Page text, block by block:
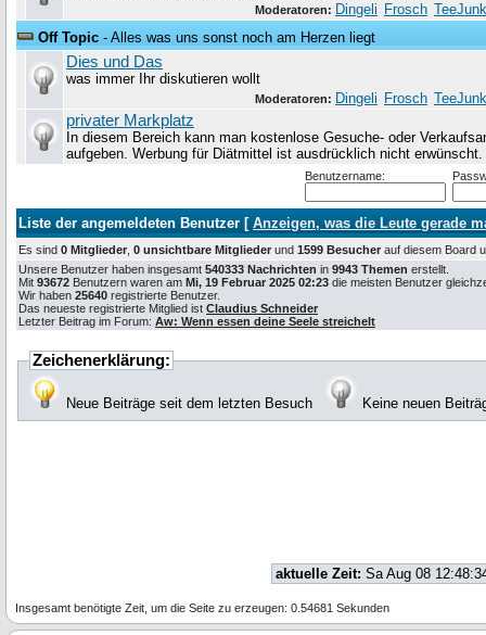
Moderatoren: Dingeli Frosch
Off Topic - Alles was uns sonst noch am Herzen liegt
Dies und Das
was immer Ihr diskutieren wollt
Moderatoren: Dingeli Frosch
privater Markplatz
In diesem Bereich kann man kostenlose Gesuche- oder
aufgeben. Werbung für Diätmittel ist ausdrücklich nicht erwünscht.
Benutzername:
Liste der angemeldeten Benutzer [ Anzeigen, was die Leute gerade
Es sind 0 Mitglieder 0 unsichtbare Mitglieder und 1599 Besucher auf diesem
Unsere Benutzer haben insgesamt 540333 Nachrichten in 9943 Themen erstellt.
Mit 93672 Benutzern waren am Mi, 19 Februar 2025 02:23 die meisten Benutzer
Wir haben 25640 registrierte Benutzer.
Das neueste registrierte Mitglied ist Claudius Schneider
Letzter Beitrag im Forum: Aw: Wenn essen deine Seele streichelt
Zeichenerklärung:
Neue Beiträge seit dem letzten Besuch Keine neuen
aktuelle Zeit: Sa Aug 08
Insgesamt benötigte Zeit, um die Seite zu erzeugen: 0.54681 Sekunden